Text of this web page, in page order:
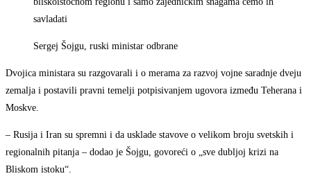
savladati
Sergej Šojgu, ruski ministar odbrane
Dvojica ministara su razgovarali i o merama za razvoj vojne saradnje dveju
zemalja i postavili pravni temelji potpisivanjem ugovora između Teherana i
Moskve.
– Rusija i Iran su spremni i da usklade stavove o velikom broju svetskih i
regionalnih pitanja – dodao je Šojgu, govoreći o „sve dubljoj krizi na
Bliskom istoku“.